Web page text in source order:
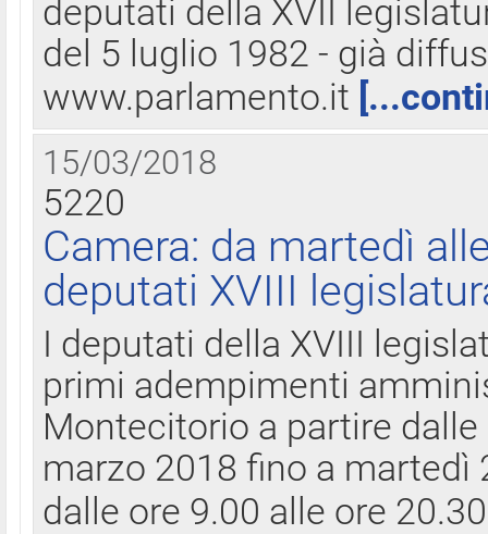
deputati della XVII
del 5 luglio 1982 - già
www.parlamento.it
15/03/2018
5220
Camera: da martedì
deputati XVIII
I deputati della XVIII
primi adempimenti
Montecitorio a partire
marzo 2018 fino a
dalle ore 9.00 alle ore